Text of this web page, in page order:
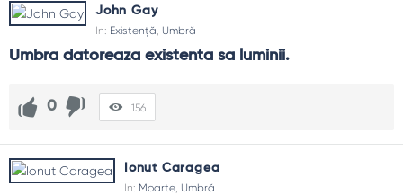
John Gay
In: Existență Umbră
Umbra datoreaza existenta sa luminii.
0 156
Ionut Caragea
In: Moarte Umbră